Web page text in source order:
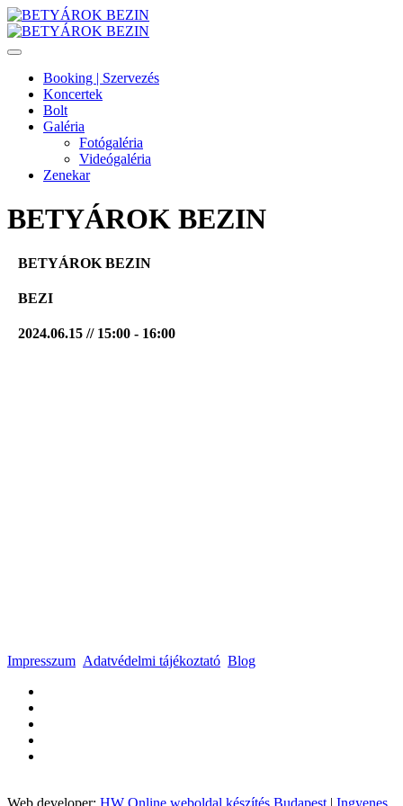
Booking | Szervezés
Koncertek
Bolt
Galéria
Fotógaléria
Videógaléria
Zenekar
BETYÁROK BEZIN
BETYÁROK BEZIN
BEZI
2024.06.15 // 15:00 - 16:00
Impresszum Adatvédelmi tájékoztató Blog
Web developer: HW Online weboldal készítés Budapest | Ingyenes